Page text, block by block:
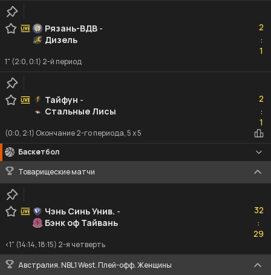
Рязань-ВДВ -
Дизель
2
:1
1
1" (2:0, 0:1) 2-й период
Тайфун -
Стальные Лисы
2
:1
1
(0:0, 2:1) Окончание 2-го периода, 5 x 5
Баскетбол
Товарищеские матчи
Чэнь Синь Унив. -
Бэнк оф Тайвань
32
:29
29
<1" (14:14, 18:15) 2-я четверть
Австралия. NBL1 West. Плей-офф. Женщины